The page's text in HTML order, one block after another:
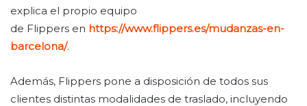
explica el propio equipo
de Flippers en https://www.flippers.es/mudanzas-en-
barcelona/.
Además, Flippers pone a disposición de todos sus
clientes distintas modalidades de traslado, incluyendo